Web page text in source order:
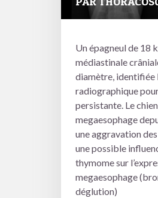
Un épagneul de 18
médiastinale
diamètre, identifiée
radiographique
persistante. Le
megaesophage
une aggravation
une possible
thymome sur
megaesophage
déglution)